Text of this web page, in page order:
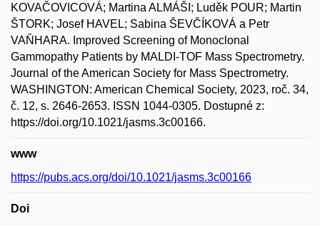
KOVAČOVICOVÁ; Martina ALMÁŠI; Luděk POUR; Martin
ŠTORK; Josef HAVEL; Sabina ŠEVČÍKOVÁ a Petr
VAŇHARA. Improved Screening of Monoclonal
Gammopathy Patients by MALDI-TOF Mass Spectrometry.
Journal of the American Society for Mass Spectrometry.
WASHINGTON: American Chemical Society, 2023, roč. 34,
č. 12, s. 2646-2653. ISSN 1044-0305. Dostupné z:
https://doi.org/10.1021/jasms.3c00166.
www
https://pubs.acs.org/doi/10.1021/jasms.3c00166
Doi